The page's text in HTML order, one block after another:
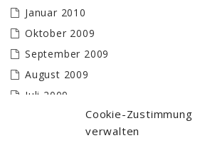
Cookie-Zustimmung
verwalten
Januar 2010
Oktober 2009
September 2009
August 2009
Juli 2009